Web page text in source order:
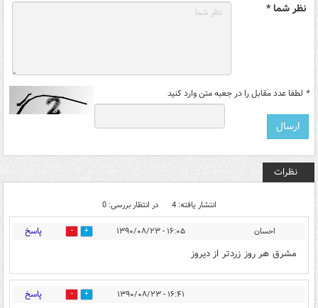
نظر شما *
* لطفا عدد مقابل را در جعبه متن وارد کنید
نظرات
انتشار یافته: 4 در انتظار بررسی: 0
احسان ۱۶:۰۵ - ۱۳۹۰/۰۸/۲۳ 0 پاسخ
مشرق هر روز زردتر از ديروز
۱۶:۴۱ - ۱۳۹۰/۰۸/۲۳ 0 پاسخ